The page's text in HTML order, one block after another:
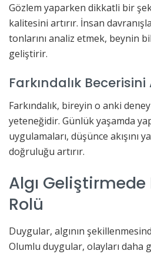
Gözlem yaparken dikkatli bir
kalitesini artırır. İnsan
tonlarını analiz etmek, beynin
geliştirir.
Farkındalık
Farkındalık, bireyin o anki
yeteneğidir. Günlük yaşamda
uygulamaları, düşünce akışını
doğruluğu artırır.
Algı Geliştirmede
Rolü
Duygular, algının
Olumlu duygular, olayları daha